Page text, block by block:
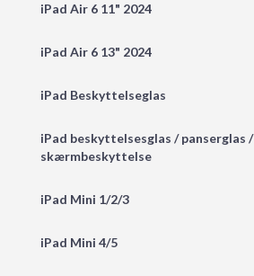
iPad Air 6 11" 2024
iPad Air 6 13" 2024
iPad Beskyttelseglas
iPad beskyttelsesglas / panserglas /
skærmbeskyttelse
iPad Mini 1/2/3
iPad Mini 4/5